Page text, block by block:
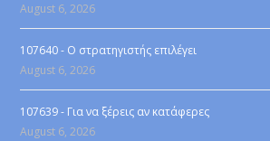
August 6, 2026
107640 - Ο στρατηγιστής επιλέγει
August 6, 2026
107639 - Για να ξέρεις αν κατάφερες
August 6, 2026